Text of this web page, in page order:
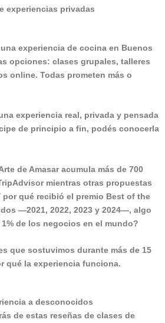
experiencias privadas
experiencia de cocina en Buenos
opciones: clases grupales, talleres
online. Todas prometen más o
experiencia real, privada y pensada
de principio a fin, podés conocerla
de Amasar acumula más de 700
mientras otras propuestas
por qué recibió el premio Best of the
—2021, 2022, 2023 y 2024—, algo
de los negocios en el mundo?
que sostuvimos durante más de 15
qué la experiencia funciona.
a desconocidos
de estas reseñas de clases de